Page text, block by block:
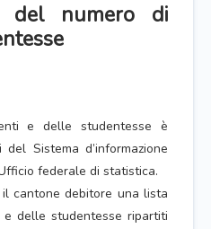
del numero di
e delle studentesse è
Sistema d’informazione
federale di statistica.
cantone debitore una lista
delle studentesse ripartiti